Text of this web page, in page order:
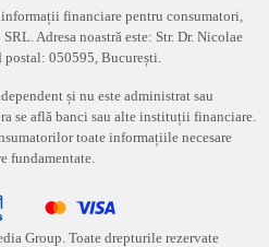
financiare pentru consumatori,
Adresa noastră este: Str. Dr. Nicolae
postal: 050595, București.
și nu este administrat sau
se află banci sau alte instituții financiare.
toate informațiile necesare
fundamentate.
Group. Toate drepturile rezervate